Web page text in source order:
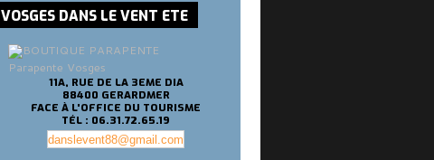
VOSGES DANS LE VENT ETE
Parapente Vosges
11A, RUE DE LA 3EME DIA
88400 GERARDMER
FACE À L'OFFICE DU TOURISME
TÉL : 06.31.72.65.19
danslevent88@gmail.com